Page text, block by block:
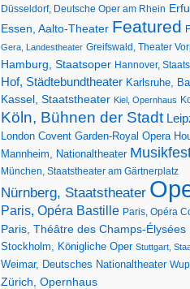
Düsseldorf, Deutsche Oper am Rhein
Essen, Aalto-Theater Featured
Gera, Landestheater Greifswald, Theater
Hamburg, Staatsoper Hannover,
Hof, Städtebundtheater Karlsruhe,
Kassel, Staatstheater Kiel, Opernhaus
Köln, Bühnen der Stadt
London Covent Garden-Royal Opera
Mannheim, Nationaltheater
München, Staatstheater am Gärtnerplatz
Nürnberg, Staatstheater
Paris, Opéra Bastille Paris, Opéra
Paris, Théâtre des Champs-Élysées
Stockholm, Königliche Oper Stuttgart,
Weimar, Deutsches Nationaltheater
Zürich, Opernhaus